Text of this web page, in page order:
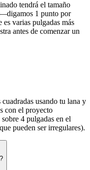
tendrá el tamaño
1 punto por
varias pulgadas más
antes de comenzar un
usando tu lana y
con el proyecto
4 pulgadas en el
pueden ser irregulares).